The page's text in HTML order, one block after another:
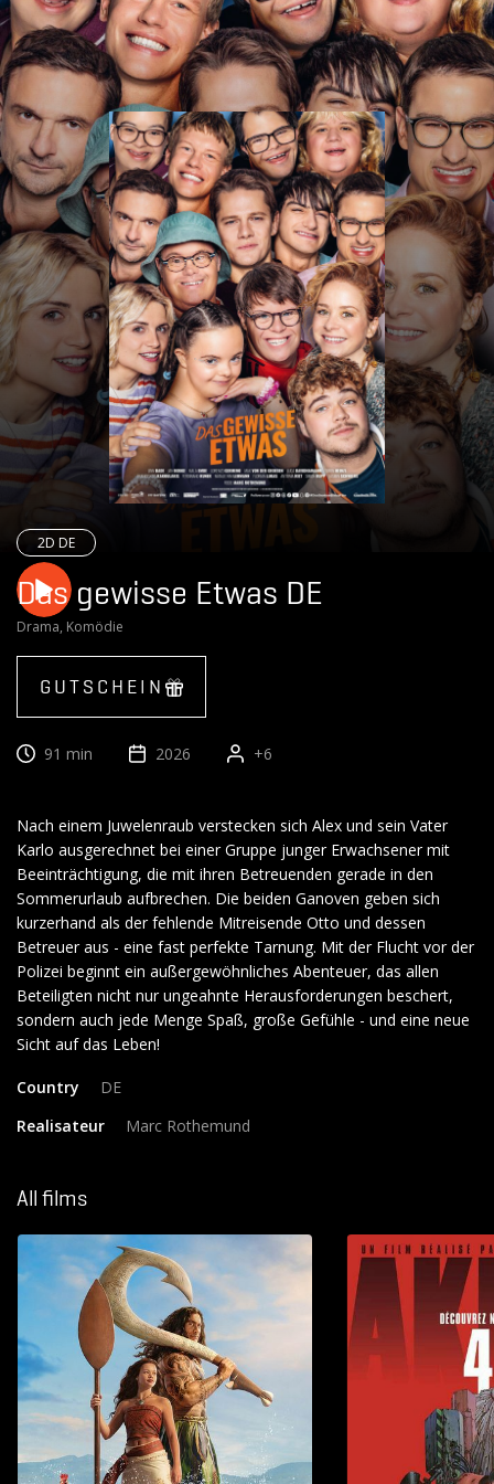
CINE DIKRICH
2D DE
Das gewisse Etwas DE
Drama, Komödie
GUTSCHEIN
91 min 2026 +6
Nach einem Juwelenraub verstecken sich Alex und sein Vater
Karlo ausgerechnet bei einer Gruppe junger Erwachsener mit
Beeinträchtigung, die mit ihren Betreuenden gerade in den
Sommerurlaub aufbrechen. Die beiden Ganoven geben sich
kurzerhand als der fehlende Mitreisende Otto und dessen
Betreuer aus - eine fast perfekte Tarnung. Mit der Flucht vor der
Polizei beginnt ein außergewöhnliches Abenteuer, das allen
Beteiligten nicht nur ungeahnte Herausforderungen beschert,
sondern auch jede Menge Spaß, große Gefühle - und eine neue
Country
DE
Realisateur
Marc Rothemund
All films